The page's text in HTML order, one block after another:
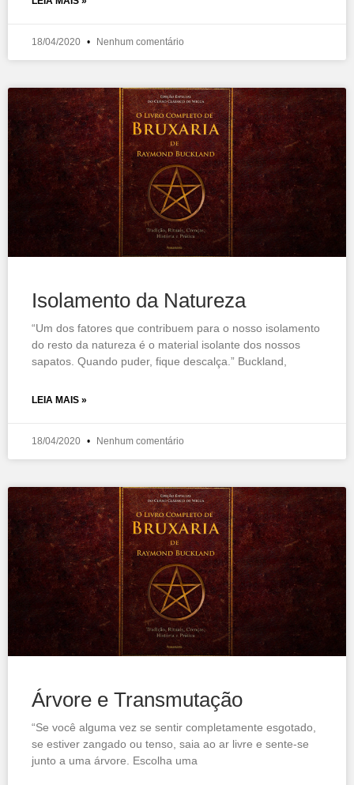
18/04/2020 Nenhum comentário
Isolamento da Natureza
“Um dos fatores que contribuem para o nosso isolamento
do resto da natureza é o material isolante dos nossos
sapatos. Quando puder, fique descalça.” Buckland,
LEIA MAIS »
18/04/2020 Nenhum comentário
Árvore e Transmutação
“Se você alguma vez se sentir completamente esgotado,
se estiver zangado ou tenso, saia ao ar livre e sente-se
junto a uma árvore. Escolha uma